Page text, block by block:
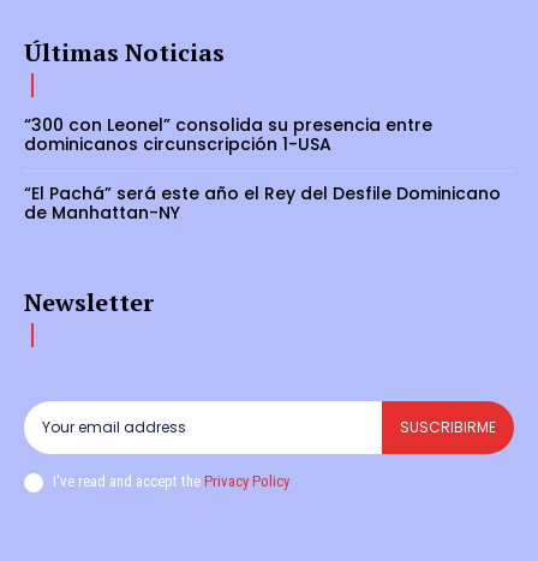
Últimas Noticias
“300 con Leonel” consolida su presencia entre
dominicanos circunscripción 1-USA
“El Pachá” será este año el Rey del Desfile Dominicano
de Manhattan-NY
Newsletter
SUSCRIBIRME
I've read and accept the Privacy Policy.